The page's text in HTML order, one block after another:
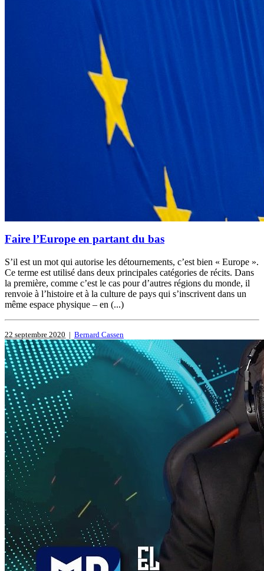
Faire l’Europe en partant du bas
S’il est un mot qui autorise les détournements, c’est bien « Europe ».
Ce terme est utilisé dans deux principales catégories de récits. Dans
la première, comme c’est le cas pour d’autres régions du monde, il
renvoie à l’histoire et à la culture de pays qui s’inscrivent dans un
même espace physique – en (...)
22 septembre 2020 | Bernard Cassen